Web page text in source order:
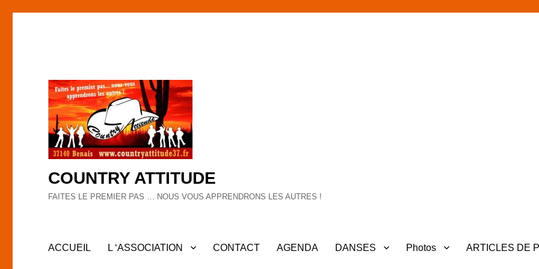
COUNTRY ATTITUDE
FAITES LE PREMIER PAS … NOUS VOUS APPRENDRONS LES AUTRES !
ACCUEIL L ‘ASSOCIATION CONTACT AGENDA DANSES Photos ARTICLES DE